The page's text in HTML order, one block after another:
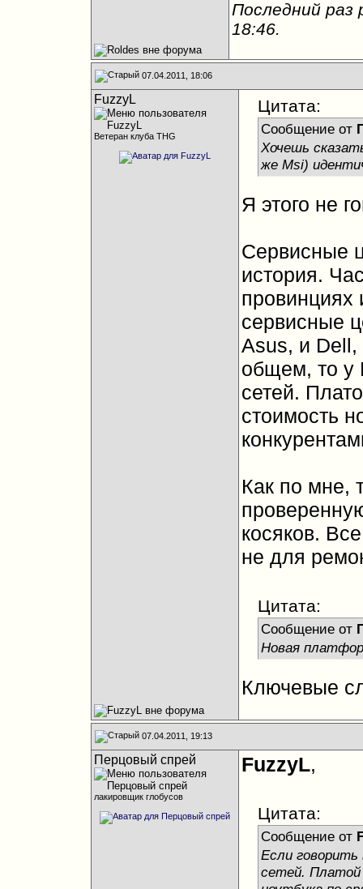
Последний раз
18:46.
07.04.2011, 18:06
FuzzyL
Ветеран клуба THG
Цитата:
Сообщение от
Хочешь
же Msi)
Я этого не
Сервисные
история.
провинциях
сервисные
Asus, и Dell,
общем, то у
сетей.
стоимость
Как по мне,
косяков.
не для
Цитата:
Сообщение от
Новая
Ключевые
07.04.2011, 19:13
Перцовый спрей
лакировщик глобусов
FuzzyL,
Цитата:
Сообщение от
Если
сетей.